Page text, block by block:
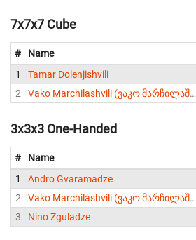
7x7x7 Cube
# Name
1
Tamar Dolenjishvili
2
Vako Marchilashvili (ვაკო მარჩილაშვილი)
3x3x3 One-Handed
# Name
1
Andro Gvaramadze
2
Vako Marchilashvili (ვაკო მარჩილაშვილი)
3
Nino Zguladze